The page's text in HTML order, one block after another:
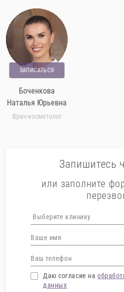
ЗАПИСАТЬСЯ
Боченкова
Наталья Юрьевна
Врач-косметолог
Запишитесь
или заполните
Даю согласие на
данных